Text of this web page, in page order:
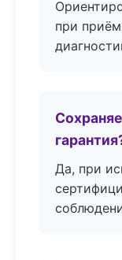
при
Да, при